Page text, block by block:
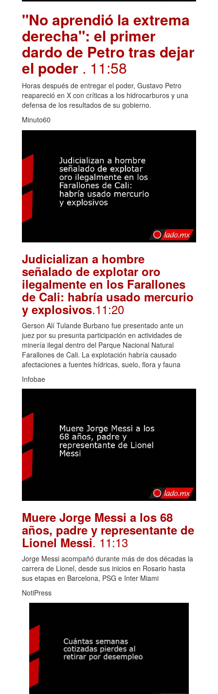
"No aprendió la extrema
derecha": el primer
dardo de Petro tras dejar
el poder . 11:58
Horas después de entregar el poder, Gustavo Petro
reapareció en X con críticas a los hidrocarburos y una
defensa de los resultados de su gobierno.
Minuto60
Judicializan a hombre
señalado de explotar oro
ilegalmente en los Farallones
de Cali: habría usado mercurio
y explosivos.11:20
Gerson Alí Tulande Burbano fue presentado ante un
juez por su presunta participación en actividades de
minería ilegal dentro del Parque Nacional Natural
Farallones de Cali. La explotación habría causado
afectaciones a fuentes hídricas, suelo, flora y fauna
Infobae
Muere Jorge Messi a los 68
años, padre y representante de
Lionel Messi. 11:13
Jorge Messi acompañó durante más de dos décadas la
carrera de Lionel, desde sus inicios en Rosario hasta
sus etapas en Barcelona, PSG e Inter Miami
NotiPress